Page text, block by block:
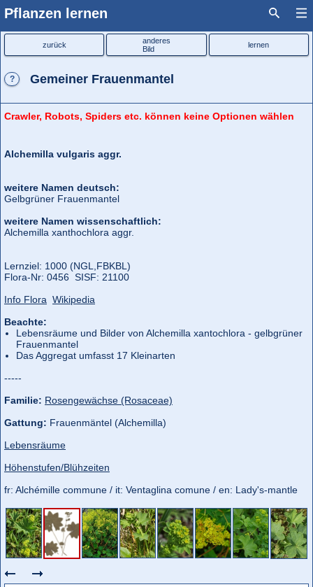
Pflanzen lernen
? Gemeiner Frauenmantel
zurück
anderes
Bild
lernen
Crawler, Robots, Spiders etc. können keine Optionen wählen
Alchemilla vulgaris aggr.
weitere Namen deutsch:
Gelbgrüner Frauenmantel
weitere Namen wissenschaftlich:
Alchemilla xanthochlora aggr.
Lernziel: 1000 (NGL, FBKBL)
Flora‑Nr: 0456 SISF: 21100
Info Flora Wikipedia
Beachte:
Lebensräume und Bilder von Alchemilla xantochlora - gelbgrüner
Frauenmantel
Das Aggregat umfasst 17 Kleinarten
-----
Familie: Rosengewächse (Rosaceae)
Gattung: Frauenmäntel (Alchemilla)
Lebensräume
Höhenstufen/Blühzeiten
fr: Alchémille commune / it: Ventaglina comune / en: Lady's-mantle